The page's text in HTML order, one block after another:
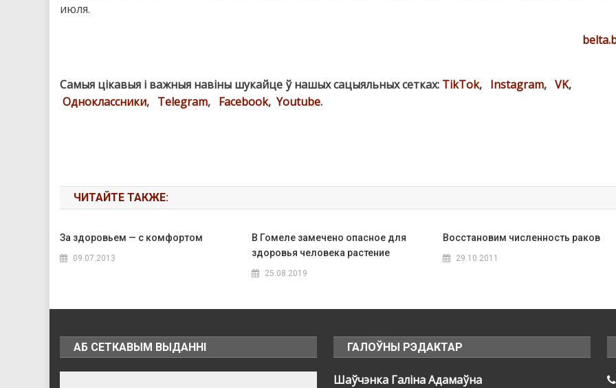
июля.
Самыя цікавыя і важныя навіны шукайце ў нашых сацыяльных сетках: TikTok, Instagram, VK,
Одноклассники, Telegram, Facebook, Youtube.
ЧИТАЙТЕ ТАКЖЕ:
За здоровьем — с комфортом
09.07.2013
В Гомеле замечено опасное для
здоровья человека растение
25.08.2019
Восстановим численность раков
29.10.2011
АБ СЕТКАВЫМ ВЫДАННІ ГАЛОЎНЫ РЭДАКТАР
Шаўчэнка Галіна Адамаўна